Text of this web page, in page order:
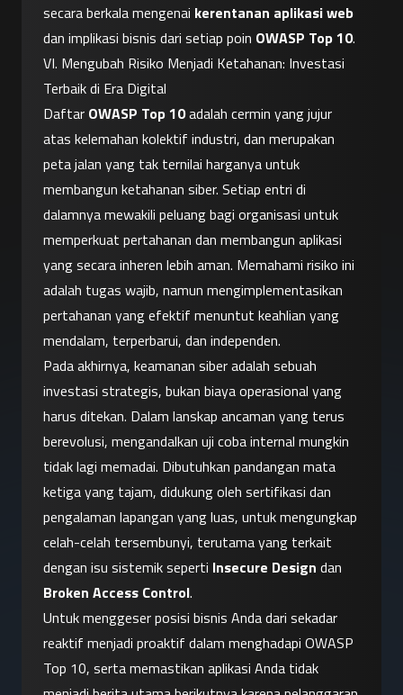
secara berkala mengenai kerentanan aplikasi web
dan implikasi bisnis dari setiap poin OWASP Top 10.
VI. Mengubah Risiko Menjadi Ketahanan: Investasi
Terbaik di Era Digital
Daftar OWASP Top 10 adalah cermin yang jujur
atas kelemahan kolektif industri, dan merupakan
peta jalan yang tak ternilai harganya untuk
membangun ketahanan siber. Setiap entri di
dalamnya mewakili peluang bagi organisasi untuk
memperkuat pertahanan dan membangun aplikasi
yang secara inheren lebih aman. Memahami risiko ini
adalah tugas wajib, namun mengimplementasikan
pertahanan yang efektif menuntut keahlian yang
mendalam, terperbarui, dan independen.
Pada akhirnya, keamanan siber adalah sebuah
investasi strategis, bukan biaya operasional yang
harus ditekan. Dalam lanskap ancaman yang terus
berevolusi, mengandalkan uji coba internal mungkin
tidak lagi memadai. Dibutuhkan pandangan mata
ketiga yang tajam, didukung oleh sertifikasi dan
pengalaman lapangan yang luas, untuk mengungkap
celah-celah tersembunyi, terutama yang terkait
dengan isu sistemik seperti Insecure Design
Broken Access Control.
Untuk menggeser posisi bisnis Anda dari sekadar
reaktif menjadi proaktif dalam menghadapi OWASP
Top 10, serta memastikan aplikasi Anda tidak